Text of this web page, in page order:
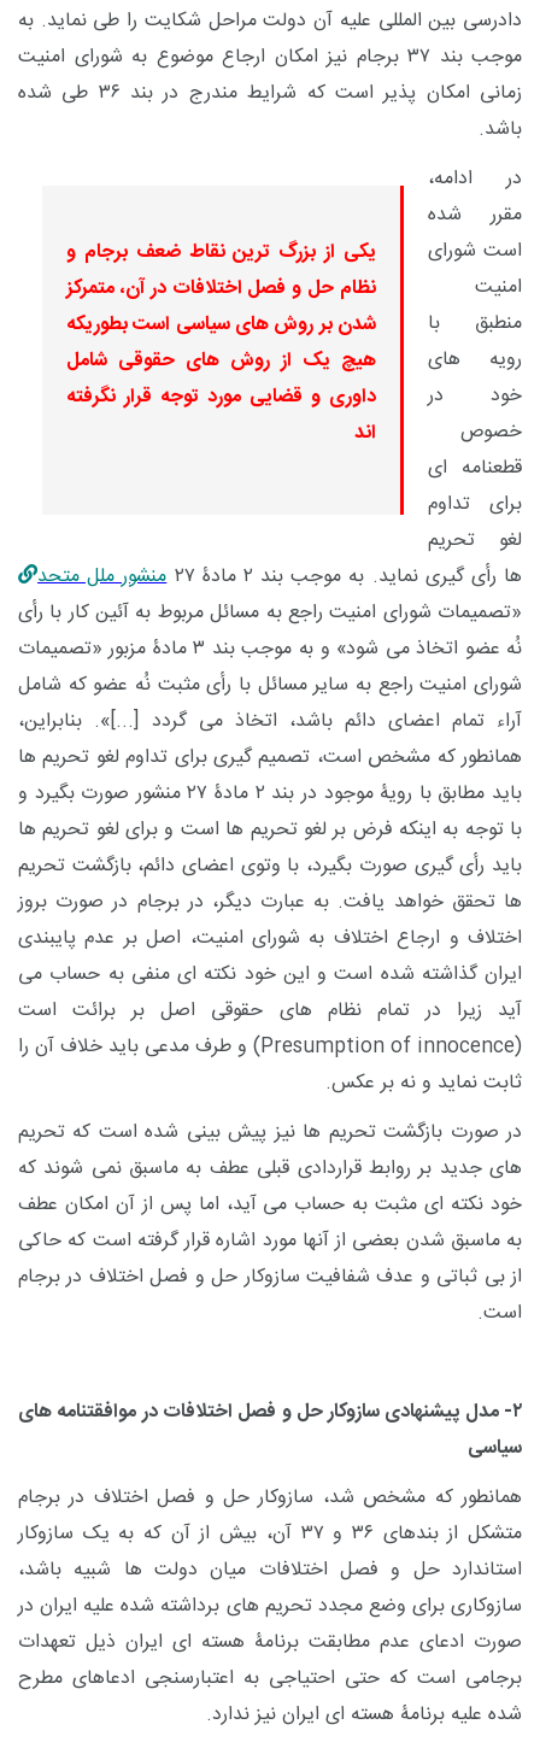
دادرسی بین المللی علیه آن دولت مراحل شکایت را طی نماید. به
موجب بند ۳۷ برجام نیز امکان ارجاع موضوع به شورای امنیت
زمانی امکان پذیر است که شرایط مندرج در بند ۳۶ طی شده
باشد.
یکی از بزرگ ترین نقاط ضعف برجام و
نظام حل و فصل اختلافات در آن، متمرکز
شدن بر روش های سیاسی است بطوریکه
هیچ یک از روش های حقوقی شامل
داوری و قضایی مورد توجه قرار نگرفته
اند
در ادامه،
مقرر شده
است شورای
امنیت
منطبق با
رویه های
خود در
خصوص
قطعنامه ای
برای تداوم
لغو تحریم
ها رأی گیری نماید. به موجب بند ۲ مادۀ ۲۷
منشور ملل متحد
«تصمیمات شورای امنیت راجع به مسائل مربوط به آئین کار با رأی
نُه عضو اتخاذ می شود» و به موجب بند ۳ مادۀ مزبور «تصمیمات
شورای امنیت راجع به سایر مسائل با رأی مثبت نُه عضو که شامل
آراء تمام اعضای دائم باشد، اتخاذ می گردد [...]». بنابراین،
همانطور که مشخص است، تصمیم گیری برای تداوم لغو تحریم ها
باید مطابق با رویۀ موجود در بند ۲ مادۀ ۲۷ منشور صورت بگیرد و
با توجه به اینکه فرض بر لغو تحریم ها است و برای لغو تحریم ها
باید رأی گیری صورت بگیرد، با وتوی اعضای دائم، بازگشت تحریم
ها تحقق خواهد یافت. به عبارت دیگر، در برجام در صورت بروز
اختلاف و ارجاع اختلاف به شورای امنیت، اصل بر عدم پایبندی
ایران گذاشته شده است و این خود نکته ای منفی به حساب می
آید زیرا در تمام نظام های حقوقی اصل بر برائت است
(Presumption of innocence) و طرف مدعی باید خلاف آن را
ثابت نماید و نه بر عکس.
در صورت بازگشت تحریم ها نیز پیش بینی شده است که تحریم
های جدید بر روابط قراردادی قبلی عطف به ماسبق نمی شوند که
خود نکته ای مثبت به حساب می آید، اما پس از آن امکان عطف
به ماسبق شدن بعضی از آنها مورد اشاره قرار گرفته است که حاکی
از بی ثباتی و عدف شفافیت سازوکار حل و فصل اختلاف در برجام
است.
۲- مدل پیشنهادی سازوکار حل و فصل اختلافات در موافقتنامه های
سیاسی
همانطور که مشخص شد، سازوکار حل و فصل اختلاف در برجام
متشکل از بندهای ۳۶ و ۳۷ آن، بیش از آن که به یک سازوکار
استاندارد حل و فصل اختلافات میان دولت ها شبیه باشد،
سازوکاری برای وضع مجدد تحریم های برداشته شده علیه ایران در
صورت ادعای عدم مطابقت برنامۀ هسته ای ایران ذیل تعهدات
برجامی است که حتی احتیاجی به اعتبارسنجی ادعاهای مطرح
شده علیه برنامۀ هسته ای ایران نیزندارد.